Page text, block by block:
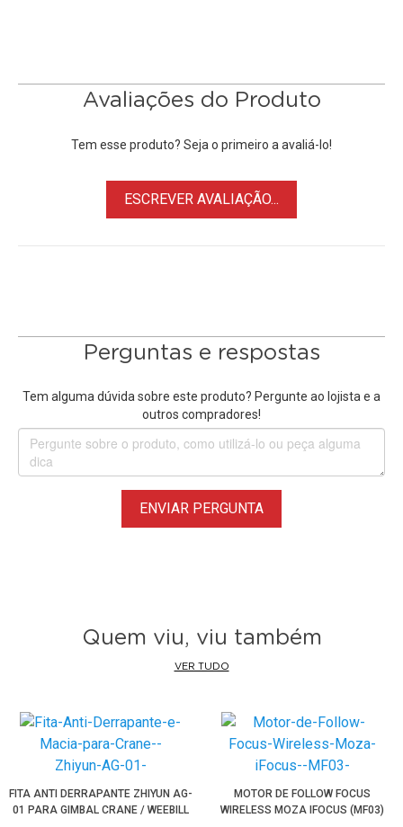
A bateria de íon de lítio de 600mAh fornece
aproximadamente três horas para carregar totalmente. Um
estão incluídos.
Avaliações do Produto
Tem esse produto? Seja o primeiro a avaliá-lo!
ESCREVER AVALIAÇÃO...
Perguntas e respostas
Tem alguma dúvida sobre este produto? Pergunte ao lojista e a
outros compradores!
ENVIAR PERGUNTA
Quem viu, viu também
VER TUDO
FITA ANTI DERRAPANTE ZHIYUN AG-
01 PARA GIMBAL CRANE / WEEBILL
MOTOR DE FOLLOW FOCUS
WIRELESS MOZA IFOCUS (MF03)